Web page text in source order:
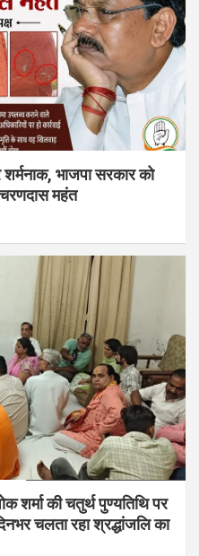
भाजपा सरकार को
चरणदास महंत
शर्मा की चतुर्थ पुण्यतिथि पर
चलता रहा श्रद्धांजलि का